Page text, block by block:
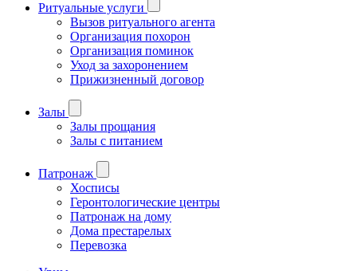
Ритуальные услуги
Вызов ритуального агента
Организация похорон
Организация поминок
Уход за захоронением
Прижизненный договор
Залы
Залы прощания
Залы с питанием
Патронаж
Хосписы
Геронтологические центры
Патронаж на дому
Дома престарелых
Перевозка